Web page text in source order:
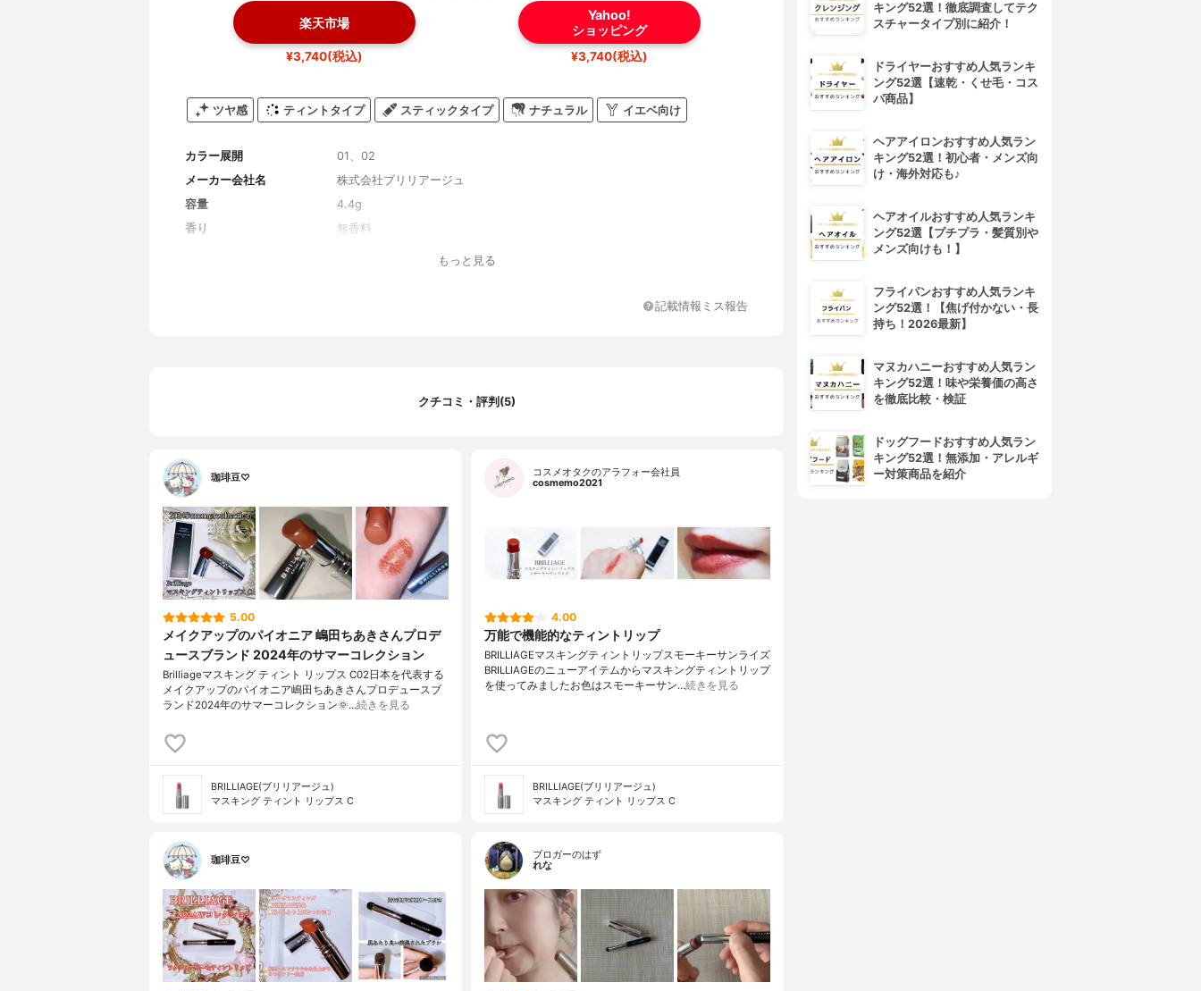
楽天市場
¥3,740(税込)
Yahoo!
ショッピング
¥3,740(税込)
ツヤ感 ティントタイプ スティックタイプ ナチュラル イエベ向け
カラー展開
01、02
メーカー会社名
株式会社ブリリアージュ
容量
4.4g
香り
無香料
もっと見る
記載情報ミス報告
クチコミ・評判(5)
珈琲豆♡
5.00
メイクアップのパイオニア 嶋田ちあきさんプロデ
ュースブランド 2024年のサマーコレクション
Brilliageマスキング ティント リップス C02日本を代表する
メイクアップのパイオニア嶋田ちあきさんプロデュースブ
ランド2024年のサマーコレクション🌞…続きを見る
BRILLIAGE(ブリリアージュ)
マスキング ティント リップス C
コスメオタクのアラフォー会社員
cosmemo2021
4.00
万能で機能的なティントリップ
BRILLIAGEマスキングティントリップスモーキーサンライズ
BRILLIAGEのニューアイテムからマスキングティントリップ
を使ってみましたお色はスモーキーサン…続きを見る
BRILLIAGE(ブリリアージュ)
マスキング ティント リップス C
珈琲豆♡
ブロガーのはず
れな
キング52選！徹底調査してテク
スチャータイプ別に紹介！
ドライヤーおすすめ人気ランキ
ング52選【速乾・くせ毛・コス
パ商品】
ヘアアイロンおすすめ人気ラン
キング52選！初心者・メンズ向
け・海外対応も♪
ヘアオイルおすすめ人気ランキ
ング52選【プチプラ・髪質別や
メンズ向けも！】
フライパンおすすめ人気ランキ
ング52選！【焦げ付かない・長
持ち！2026最新】
マヌカハニーおすすめ人気ラン
キング52選！味や栄養価の高さ
を徹底比較・検証
ドッグフードおすすめ人気ラン
キング52選！無添加・アレルギ
ー対策商品を紹介